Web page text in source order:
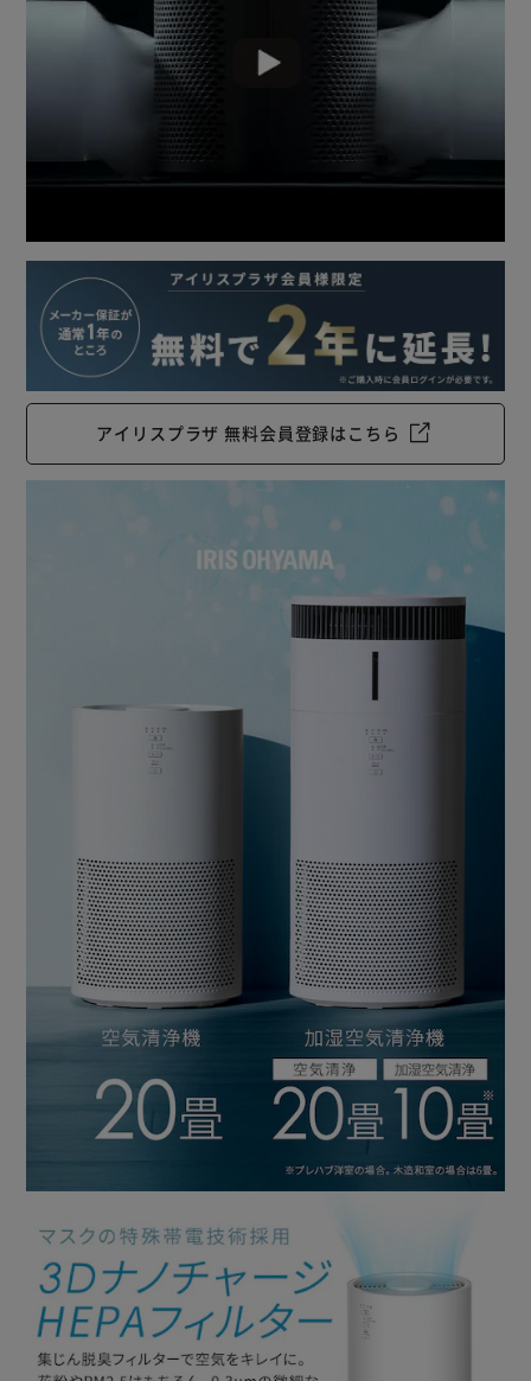
ライトの色で空気の汚れが一目でわかる。
キレイな空気×ちょうどいい湿度
1．汚れた空気を約360°から吸い込む
2．集じん脱臭フィルターを通って空気をキレイにする
3．濡れた加湿フィルターを通して、水分を放出
弱・中・強の3段階で切り替え可能。
強運転時でも最大5.7時間加湿できる。
［気化式］
ヒーターレスでペットのいる家庭でも安心。
空気清浄×加湿で一石二鳥。
［上から給水］
加湿ユニットを外さなくても、フタを外し上から水を注ぐだ
けでOK。
シンクでの給水も楽々できる。
［弱］ささやき声より静かで睡眠を妨げない。
［中］普段使いに。宙に舞ったほこりを吸引。
［強］花粉のシーズンの帰宅時やニオイが気になるときに。
その他のランプも消灯し快適な睡眠ができる。
◆お手入れ簡単
普段のお手入れは1か月に1回程度、吸い込み口を掃除機で
吸い取るだけ。
水や湿気が通る部分は分解して全て丸洗いできる。
加湿ユニットを取り外し、空気清浄機単体での運転も可能。
加湿が不要な時期にも衛生面を気にせず使用できる。
◆コンパクト
コンパクトな省スペース設計で、すき間収納できる。
入力：AC100～240V
出力：DC24V 1.5A
●製品寸法（cm）
幅約23.8×奥行約23.8×高さ約57
●製品質量（kg）
約3.6
アイリスプラザ 無料会員登録はこちら